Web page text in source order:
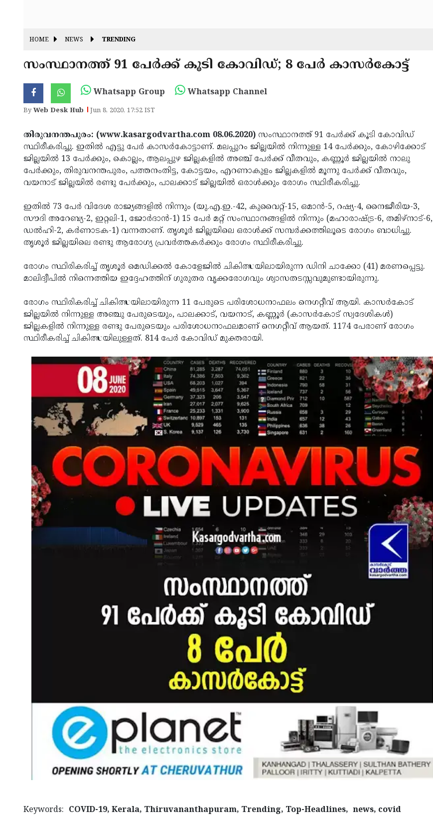
HOME NEWS TRENDING
സംസ്ഥാനത്ത് 91 പേര്‍ക്ക് കൂടി കോവിഡ്; 8 പേര്‍ കാസര്‍കോട്ട്
Whatsapp Group Whatsapp Channel
ByWeb Desk Hub Jun 8, 2020, 17:52 IST
തിരുവനന്തപുരം: (www.kasargodvartha.com 08.06.2020) സംസ്ഥാനത്ത് 91 പേര്‍ക്ക് കൂടി കോവിഡ്
സ്ഥിരീകരിച്ചു. ഇതില്‍ എട്ടു പേര്‍ കാസര്‍കോട്ടാണ്. മലപ്പുറം ജില്ലയില്‍ നിന്നുള്ള 14 പേര്‍ക്കും, കോഴിക്കോട്
ജില്ലയില്‍ 13 പേര്‍ക്കും, കൊല്ലം, ആലപ്പുഴ ജില്ലകളില്‍ അഞ്ച് പേര്‍ക്ക് വീതവും, കണ്ണൂര്‍ ജില്ലയില്‍ നാലു
പേര്‍ക്കും, തിരുവനന്തപുരം, പത്തനംതിട്ട, കോട്ടയം, എറണാകുളം ജില്ലകളില്‍ മൂന്നു പേര്‍ക്ക് വീതവും,
വയനാട് ജില്ലയില്‍ രണ്ടു പേര്‍ക്കും, പാലക്കാട് ജില്ലയില്‍ ഒരാള്‍ക്കും രോഗം സ്ഥിരീകരിച്ചു.
ഇതില്‍ 73 പേര്‍ വിദേശ രാജ്യങ്ങളില്‍ നിന്നും (യു.എ.ഇ.-42, കുവൈറ്റ്-15, ഒമാന്‍-5, റഷ്യ-4, നൈജീരിയ-3,
സൗദി അറേബ്യ-2, ഇറ്റലി-1, ജോര്‍ദാന്‍-1) 15 പേര്‍ മറ്റ് സംസ്ഥാനങ്ങളില്‍ നിന്നും (മഹാരാഷ്ട്ര-6, തമിഴ്നാട്-6,
ഡല്‍ഹി-2, കര്‍ണാടക-1) വന്നതാണ്. തൃശൂര്‍ ജില്ലയിലെ ഒരാള്‍ക്ക് സമ്പര്‍ക്കത്തിലൂടെ രോഗം ബാധിച്ചു.
തൃശൂര്‍ ജില്ലയിലെ രണ്ടു ആരോഗ്യ പ്രവര്‍ത്തകര്‍ക്കും രോഗം സ്ഥിരീകരിച്ചു.
രോഗം സ്ഥിരികരിച്ച് തൃശൂര്‍ മെഡിക്കല്‍ കോളേജില്‍ ചികിത്സയിലായിരുന്ന ഡിനി ചാക്കോ (41) മരണപ്പെട്ടു.
മാലിദ്വീപില്‍ നിന്നെത്തിയ ഇദ്ദേഹത്തിന് ഗുരുതര വൃക്കരോഗവും ശ്വാസതടസ്സവുമുണ്ടായിരുന്നു.
രോഗം സ്ഥിരികരിച്ച് ചികിത്സയിലായിരുന്ന 11 പേരുടെ പരിശോധനാഫലം നെഗറ്റീവ് ആയി. കാസര്‍കോട്
ജില്ലയില്‍ നിന്നുള്ള അഞ്ചു പേരുടെയും, പാലക്കാട്, വയനാട്, കണ്ണൂര്‍ (കാസര്‍കോട് സ്വദേശികള്‍)
ജില്ലകളില്‍ നിന്നുള്ള രണ്ടു പേരുടെയും പരിശോധനാഫലമാണ് നെഗറ്റീവ് ആയത്. 1174 പേരാണ് രോഗം
സ്ഥിരീകരിച്ച് ചികിത്സയിലുള്ളത്. 814 പേര്‍ കോവിഡ് മുക്തരായി.
Keywords: COVID-19, Kerala, Thiruvananthapuram, Trending, Top-Headlines, news, covid